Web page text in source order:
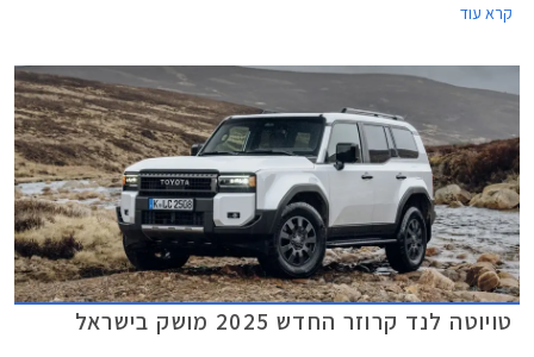
קרא עוד
טויוטה לנד קרוזר החדש 2025 מושק בישראל